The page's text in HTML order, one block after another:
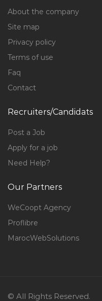
About the company
Site map
Privacy policy
Terms of use
Faq
Contact
Recruiters/Candidats
Post a Job
Apply for a job
Need Help?
Our Partners
WeCoopt Agency
Proflibre
MarocWebSolutions
© All Rights Reserved.